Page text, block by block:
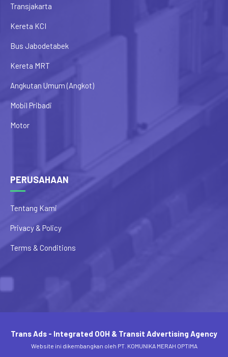
Transjakarta
Kereta KCI
Bus Jabodetabek
Kereta MRT
Angkutan Umum (Angkot)
Mobil Pribadi
Motor
PERUSAHAAN
Tentang Kami
Privacy & Policy
Terms & Conditions
Trans Ads - Integrated OOH & Transit Advertising Agency
Website ini dikembangkan oleh PT. KOMUNIKA MERAH OPTIMA